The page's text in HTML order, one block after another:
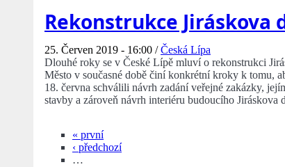
Rekonstrukce Jiráskova
25. Červen 2019 - 16:00 /Česká Lípa
Dlouhé roky se v České Lípě mluví o rekonstrukci
Město v současné době činí konkrétní kroky k tomu,
18. června schválili návrh zadání veřejné zakázky,
stavby a zároveň návrh interiéru budoucího Jiráskova
« první
‹ předchozí
…